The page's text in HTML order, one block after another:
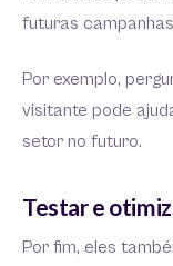
futuras
Por exemplo,
visitante pode
setor no futuro.
Testar e
Por fim, eles